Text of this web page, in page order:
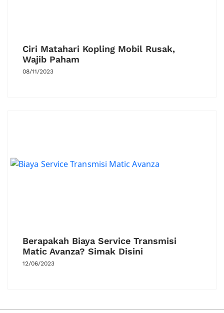
Ciri Matahari Kopling Mobil Rusak,
Wajib Paham
08/11/2023
Berapakah Biaya Service Transmisi
Matic Avanza? Simak Disini
12/06/2023